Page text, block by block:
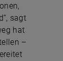
sagt
hat
–